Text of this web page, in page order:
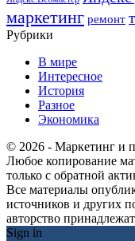
маркетинг ремонт
Рубрики
В мире
Интересное
История
Разное
Экономика
© 2026 - Маркетинг и
Любое копирование
только с обратной
Все материалы
источников и других
авторство
Sign in